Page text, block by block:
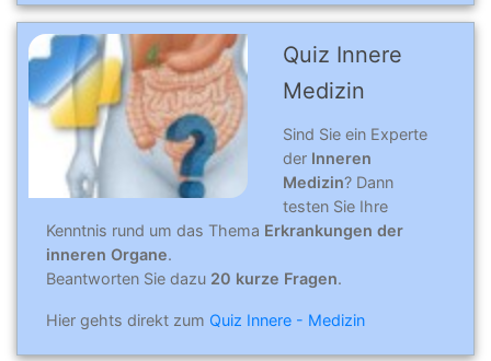
Quiz Innere
Medizin
Sind Sie ein Experte
der Inneren
Medizin? Dann
testen Sie Ihre
Kenntnis rund um das Thema Erkrankungen der
inneren Organe.
Beantworten Sie dazu 20 kurze Fragen.
Hier gehts direkt zum Quiz Innere - Medizin